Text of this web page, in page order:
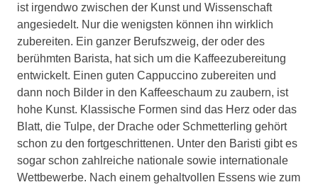
ist irgendwo zwischen der Kunst und Wissenschaft
angesiedelt. Nur die wenigsten können ihn wirklich
zubereiten. Ein ganzer Berufszweig, der oder des
berühmten Barista, hat sich um die Kaffeezubereitung
entwickelt. Einen guten Cappuccino zubereiten und
dann noch Bilder in den Kaffeeschaum zu zaubern, ist
hohe Kunst. Klassische Formen sind das Herz oder das
Blatt, die Tulpe, der Drache oder Schmetterling gehört
schon zu den fortgeschrittenen. Unter den Baristi gibt es
sogar schon zahlreiche nationale sowie internationale
Wettbewerbe. Nach einem gehaltvollen Essens wie zum